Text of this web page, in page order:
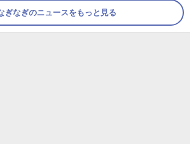
ぎなぎのニュースをもっと見る